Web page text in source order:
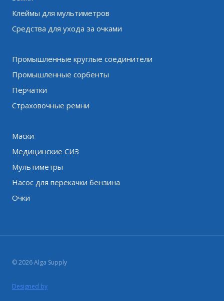
Клеймы для мультиметров
Средства для ухода за очками
Промышленные круглые соединители
Промышленные сорбенты
Перчатки
Страховочные ремни
Маски
Медицинские СИЗ
Мультиметры
Насос для перекачки бензина
Очки
© 2026 Alga Supply
Designed by